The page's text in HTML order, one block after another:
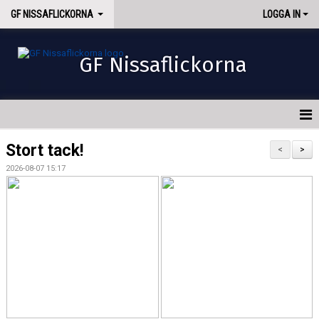
GF NISSAFLICKORNA LOGGA IN
GF Nissaflickorna
HEM
NYHETER
>
<
Stort tack!
2026-08-07 15:17